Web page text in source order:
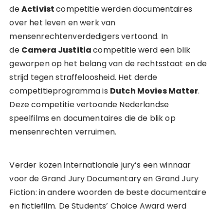
deActivistcompetitie werden documentaires
over het leven en werk van
mensenrechtenverdedigers vertoond. In
de Camera Justitiacompetitie werd een blik
geworpen op het belang van de rechtsstaat en de
strijd tegen straffeloosheid. Het derde
competitieprogramma is Dutch Movies Matter.
Deze competitie vertoonde Nederlandse
speelfilms en documentaires die de blik op
mensenrechten verruimen.
Verder kozen internationale jury’s een winnaar
voor de Grand Jury Documentary en Grand Jury
Fiction: in andere woorden de beste documentaire
en fictiefilm. De Students’ Choice Award werd